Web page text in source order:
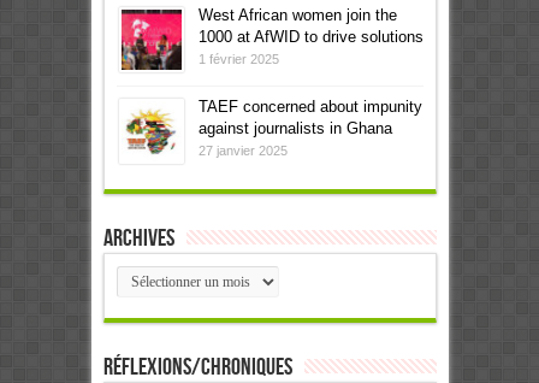
West African women join the
1000 at AfWID to drive solutions
1 février 2025
TAEF concerned about impunity
against journalists in Ghana
27 janvier 2025
Archives
Archives
Réflexions/Chroniques